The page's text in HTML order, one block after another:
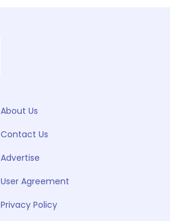
About Us
Contact Us
Advertise
User Agreement
Privacy Policy